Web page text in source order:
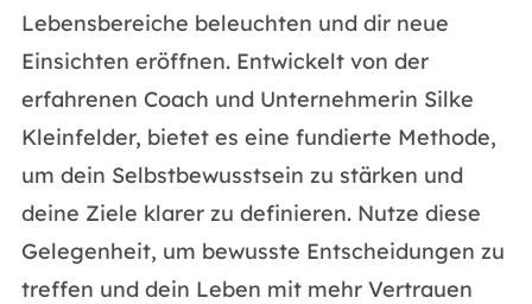
Lebensbereiche beleuchten und dir neue
Einsichten eröffnen. Entwickelt von der
erfahrenen Coach und Unternehmerin Silke
Kleinfelder, bietet es eine fundierte Methode,
um dein Selbstbewusstsein zu stärken und
deine Ziele klarer zu definieren. Nutze diese
Gelegenheit, um bewusste Entscheidungen zu
treffen und dein Leben mit mehr Vertrauen